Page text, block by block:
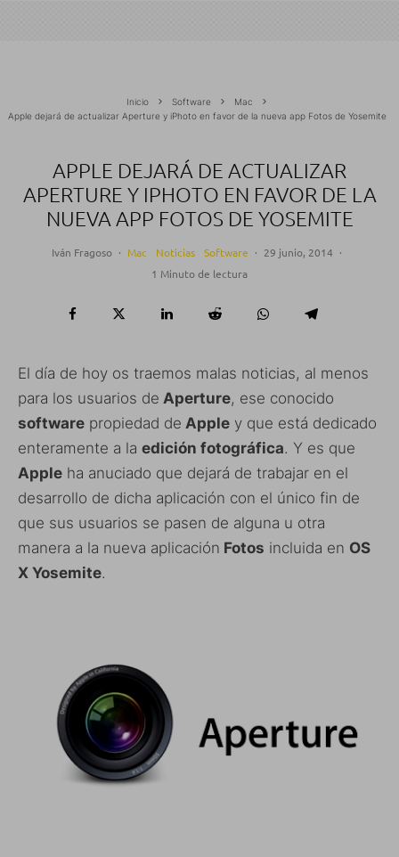
Inicio Software
Mac
Apple dejará de actualizar Aperture y iPhoto en favor de la nueva app Fotos de Yosemite
APPLE DEJARÁ DE ACTUALIZAR
APERTURE Y IPHOTO EN FAVOR DE LA
NUEVA APP FOTOS DE YOSEMITE
Iván Fragoso · Mac Noticias Software · 29 junio, 2014 ·
1 Minuto de lectura
El día de hoy os traemos malas noticias, al menos
para los usuarios de Aperture, ese conocido
software propiedad de Apple y que está dedicado
enteramente a la edición fotográfica. Y es que
Apple ha anuciado que dejará de trabajar en el
desarrollo de dicha aplicación con el único fin de
que sus usuarios se pasen de alguna u otra
manera a la nueva aplicación Fotos incluida en OS
X Yosemite.